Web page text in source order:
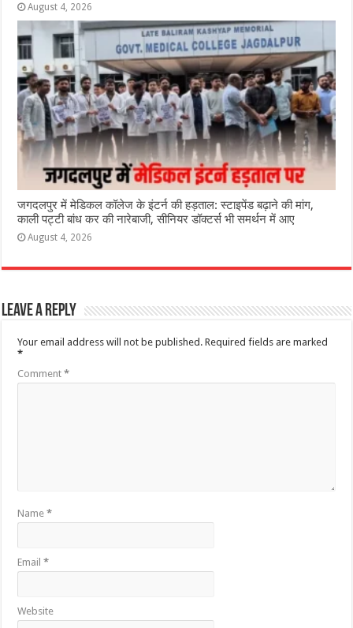
August 4, 2026
जगदलपुर में मेडिकल कॉलेज के इंटर्न की हड़ताल: स्टाइपेंड बढ़ाने की मांग,
काली पट्टी बांध कर की नारेबाजी, सीनियर डॉक्टर्स भी समर्थन में आए
August 4, 2026
Leave a Reply
Your email address will not be published. Required fields are marked
*
Comment*
Name*
Email*
Website